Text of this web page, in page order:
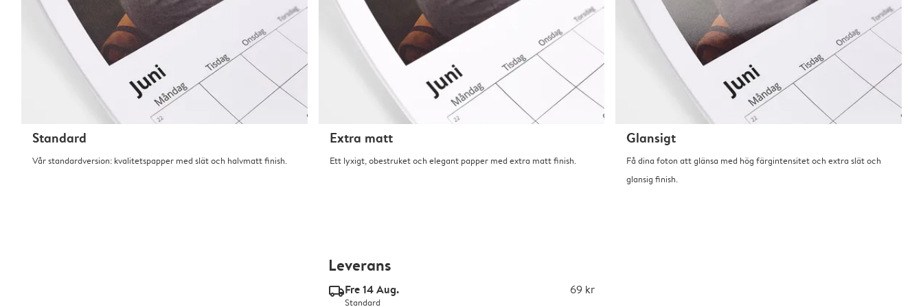
Standard
Vår standardversion: kvalitetspapper med slät och halvmatt finish.
Extra matt
Ett lyxigt, obestruket och elegant papper med extra matt finish.
Glansigt
Få dina foton att glänsa med hög färgintensitet och extra slät och
glansig finish.
Leverans
delivery_standard_v2Fre 14 Aug. 69 kr
Standard